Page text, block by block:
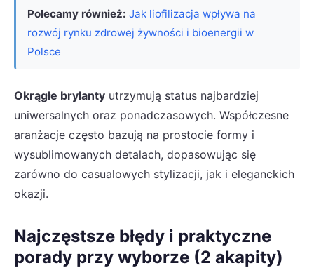
Polecamy również: Jak liofilizacja wpływa na
rozwój rynku zdrowej żywności i bioenergii w
Polsce
Okrągłe brylanty utrzymują status najbardziej
uniwersalnych oraz ponadczasowych. Współczesne
aranżacje często bazują na prostocie formy i
wysublimowanych detalach, dopasowując się
zarówno do casualowych stylizacji, jak i eleganckich
okazji.
Najczęstsze błędy i praktyczne
porady przy wyborze (2 akapity)